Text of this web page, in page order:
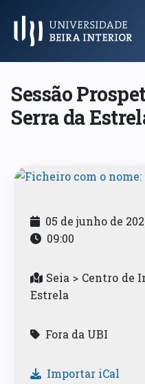
Menu Principal
Sessão
Serra da
05 de junho de
09:00
Seia > Centro de
Estrela
Fora da UBI
Importar iCal